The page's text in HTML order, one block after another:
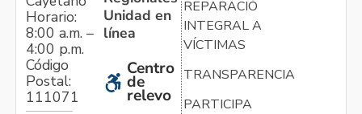
Horario:
8:00 a.m. –
4:00 p.m.
Código
Postal:
111071
Unidad en
línea
Centro
de
relevo
REPARACIÓN
INTEGRAL A
VÍCTIMAS
TRANSPARENCIA
PARTICIPA